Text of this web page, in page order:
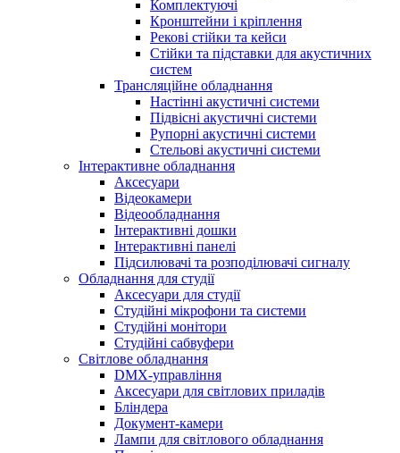
Комплектуючі
Кронштейни і кріплення
Рекові стійки та кейси
Стійки та підставки для акустичних
систем
Трансляційне обладнання
Настінні акустичні системи
Підвісні акустичні системи
Рупорні акустичні системи
Стельові акустичні системи
Інтерактивне обладнання
Аксесуари
Відеокамери
Відеообладнання
Інтерактивні дошки
Інтерактивні панелі
Підсилювачі та розподілювачі сигналу
Обладнання для студії
Аксесуари для студії
Студійні мікрофони та системи
Студійні монітори
Студійні сабвуфери
Світлове обладнання
DMX-управління
Аксесуари для світлових приладів
Бліндера
Документ-камери
Лампи для світлового обладнання